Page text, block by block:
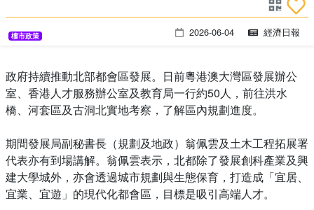
樓市政策 2026-06-04 經濟日報
政府持續推動北部都會區發展。日前粵港澳大灣區發展辦公
室、香港人才服務辦公室及教育局一行約50人，前往洪水
橋、河套區及古洞北實地考察，了解區內規劃進度。
期間發展局副秘書長（規劃及地政）翁佩雲及土木工程拓展署
代表亦有到場講解。翁佩雲表示，北都除了發展創科產業及興
建大學城外，亦會透過城市規劃與生態保育，打造成「宜居、
宜業、宜遊」的現代化都會區，目標是吸引高端人才。